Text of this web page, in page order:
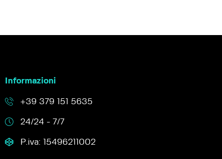
Informazioni
+39 379 151 5635
24/24 - 7/7
P.iva: 15496211002